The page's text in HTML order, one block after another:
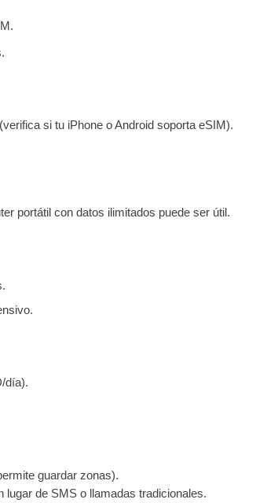
si tu iPhone o Android soporta eSIM).
portátil con datos ilimitados puede ser útil.
día).
guardar zonas).
de SMS o llamadas tradicionales.